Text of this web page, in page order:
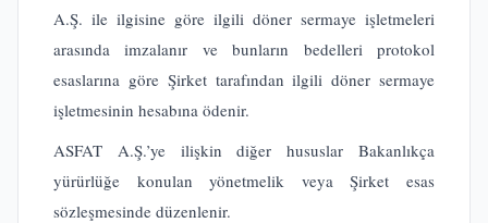
A.Ş. ile ilgisine göre ilgili döner sermaye işletmeleri
arasında imzalanır ve bunların bedelleri protokol
esaslarına göre Şirket tarafından ilgili döner sermaye
işletmesinin hesabına ödenir.
ASFAT A.Ş.’ye ilişkin diğer hususlar Bakanlıkça
yürürlüğe konulan yönetmelik veya Şirket esas
sözleşmesinde düzenlenir.